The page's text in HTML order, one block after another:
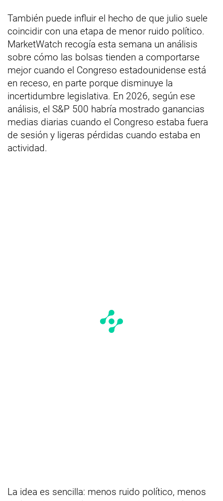
También puede influir el hecho de que julio suele
coincidir con una etapa de menor ruido político.
MarketWatch recogía esta semana un análisis
sobre cómo las bolsas tienden a comportarse
mejor cuando el Congreso estadounidense está
en receso, en parte porque disminuye la
incertidumbre legislativa. En 2026, según ese
análisis, el S&P 500 habría mostrado ganancias
medias diarias cuando el Congreso estaba fuera
de sesión y ligeras pérdidas cuando estaba en
actividad.
La idea es sencilla: menos ruido político, menos